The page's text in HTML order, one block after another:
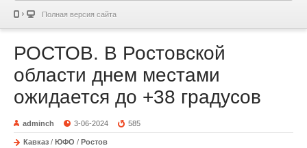
Полная версия сайта
РОСТОВ. В Ростовской
области днем местами
ожидается до +38 градусов
adminch 3-06-2024 585
Кавказ / ЮФО / Ростов